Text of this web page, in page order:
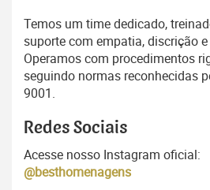
Temos um time dedicado,
suporte com empatia, discrição
Operamos com procedimentos
seguindo normas reconhecidas
9001.
Redes Sociais
Acesse nosso Instagram oficial:
@besthomenagens